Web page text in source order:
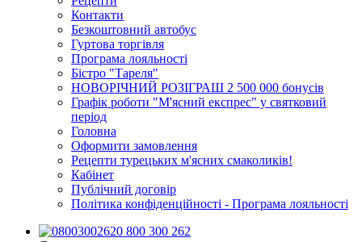
Контакти
Безкоштовний автобус
Гуртова торгівля
Програма лояльності
Бістро "Тареля"
НОВОРІЧНИЙ РОЗІГРАШ 2 500 000 бонусів
Графік роботи "М'ясний експрес" у святковий
період
Головна
Оформити замовлення
Рецепти турецьких м'ясних смаколиків!
Кабінет
Публічний договір
Політика конфіденційності - Програма лояльності
0 800 300 262